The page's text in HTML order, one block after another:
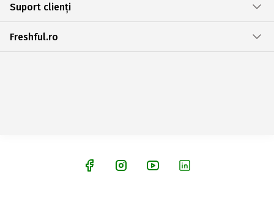
Suport clienți
Freshful.ro